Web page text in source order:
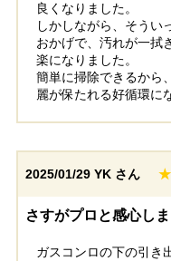
良くなりました。
しかしながら、そうい
おかげで、汚れが一拭
楽になりました。
簡単に掃除できるから
麗が保たれる好循環に
2025/01/29 YK さん
さすがプロと感心し
ガスコンロの下の引き